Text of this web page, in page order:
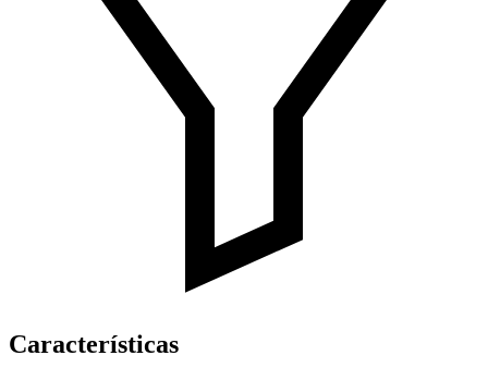
Características